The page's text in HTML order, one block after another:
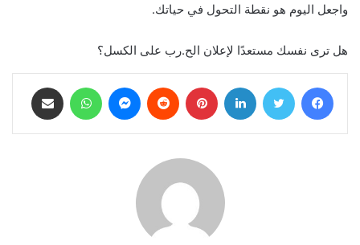
واجعل اليوم هو نقطة التحول في حياتك.
هل ترى نفسك مستعدًا لإعلان الح.رب على الكسل؟
فيسبوك تويتر لينكدإن بينتيريست ماسنجر واتساب